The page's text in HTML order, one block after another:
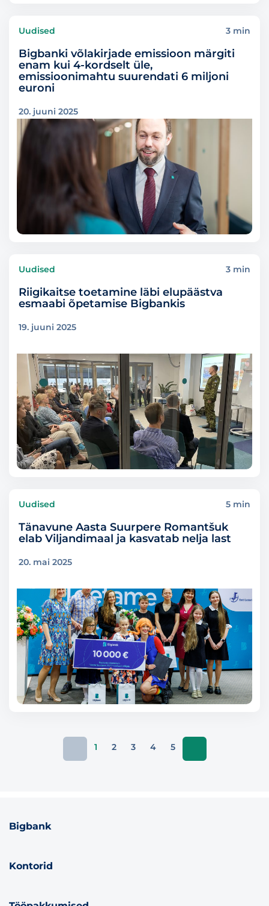
Uudised 3 min
Bigbanki võlakirjade emissioon märgiti
enam kui 4-kordselt üle,
emissioonimahtu suurendati 6 miljoni
euroni
20. juuni 2025
Uudised 3 min
Riigikaitse toetamine läbi elupäästva
esmaabi õpetamise Bigbankis
19. juuni 2025
Uudised 5 min
Tänavune Aasta Suurpere Romantšuk
elab Viljandimaal ja kasvatab nelja last
20. mai 2025
1 2 3 4 5
Bigbank
Kontorid